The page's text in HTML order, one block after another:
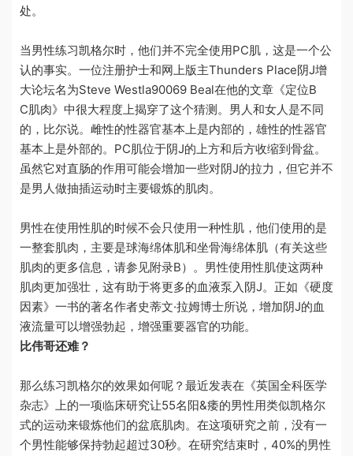
处。
当男性练习凯格尔时，他们并不完全使用PC肌，这是一个公
认的事实。一位注册护士和网上版主Thunders Place阴J增
大论坛名为Steve Westla90069 Beal在他的文章《定位B
C肌肉》中很大程度上揭穿了这个猜测。男人和女人是不同
的，比尔说。雌性的性器官基本上是内部的，雄性的性器官
基本上是外部的。 PC肌位于阴J的上方和后方收缩到骨盆。
虽然它对直肠的作用可能会增加一些对阴J的拉力，但它并不
是男人做抽插运动时主要锻炼的肌肉。
男性在使用性肌的时候不会只使用一种性肌，他们使用的是
一整套肌肉，主要是球海绵体肌和坐骨海绵体肌（有关这些
肌肉的更多信息，请参见附录B）。男性使用性肌使这两种
肌肉更加强壮，这有助于将更多的血液泵入阴J。正如《硬度
因素》一书的著名作者史蒂文·拉姆博士所说，增加阴J的血
液流量可以增强勃起，增强重要器官的功能。
比伟哥还难？
那么练习凯格尔的效果如何呢？最近发表在《英国全科医学
杂志》上的一项临床研究让55名阳&痿的男性用类似凯格尔
式的运动来锻炼他们的盆底肌肉。在这项研究之前，没有一
个男性能够保持勃起超过30秒。在研究结束时， 40%的男性